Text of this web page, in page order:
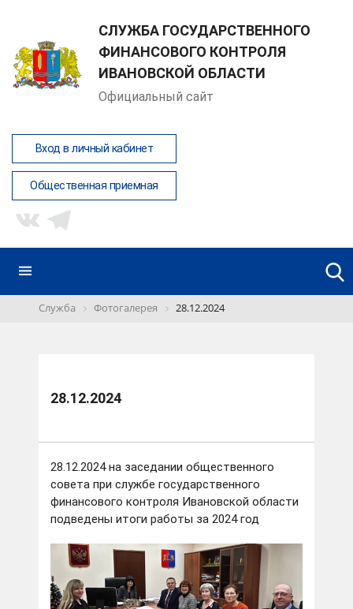
СЛУЖБА ГОСУДАРСТВЕННОГО
ФИНАНСОВОГО КОНТРОЛЯ
ИВАНОВСКОЙ ОБЛАСТИ
Официальный сайт
Вход в личный кабинет
Общественная приемная
Служба Фотогалерея 28.12.2024
28.12.2024
28.12.2024 на заседании общественного
совета при службе государственного
финансового контроля Ивановской области
подведены итоги работы за 2024 год